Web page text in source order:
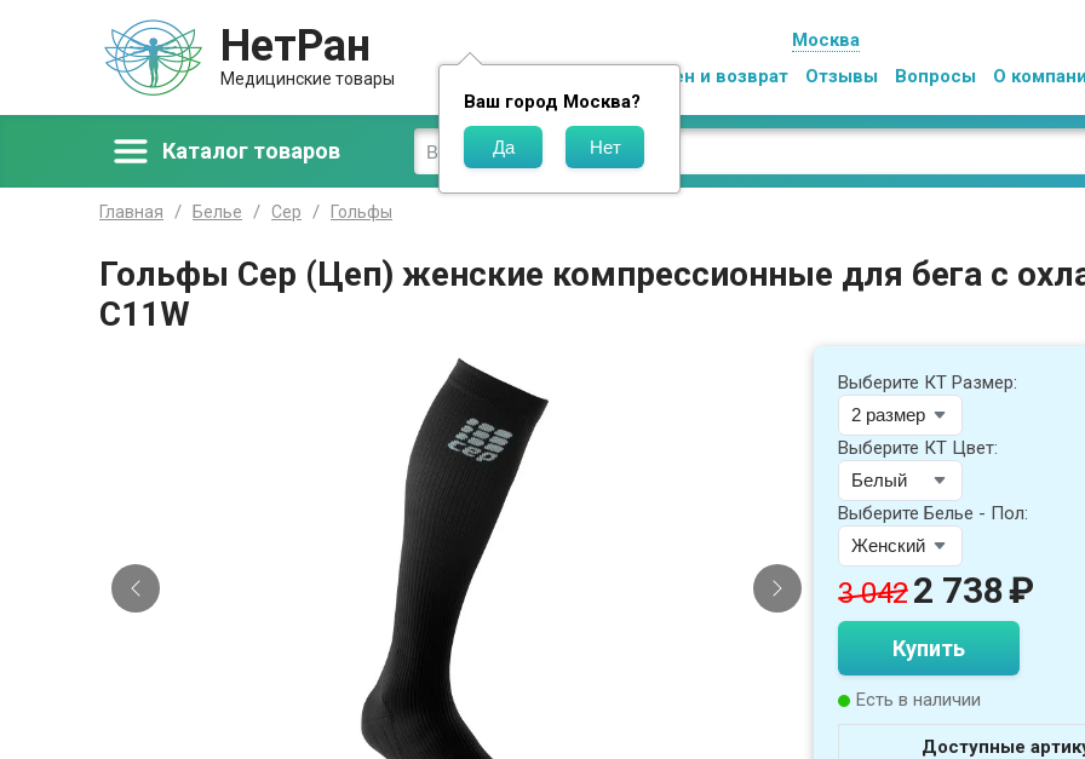
НетРан
Медицинские товары
Москва
Ваш город Москва?
Обмен и возврат Отзывы Вопросы О
Каталог товаров
Главная Белье Сер Гольфы
Гольфы Cep (Цеп) женские компрессионные для бега с
C11W
Выберите КТ Размер:
Выберите КТ Цвет:
Выберите Белье - Пол:
3 0422 738₽
Купить
Есть в наличии
Доступные